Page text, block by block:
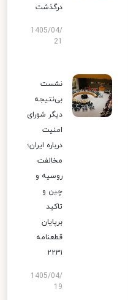
درگذشت
1405/04/
نشست
بی‌نتیجه
دیگر شورای
امنیت
درباره ایران؛
مخالفت
روسیه و
چین و
تاکید
برپایان
قطعنامه
۲۲۳۱
1405/04/
19